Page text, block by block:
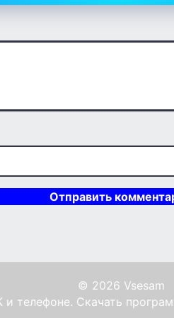
© 2026 Vsesam
телефоне. Скачать